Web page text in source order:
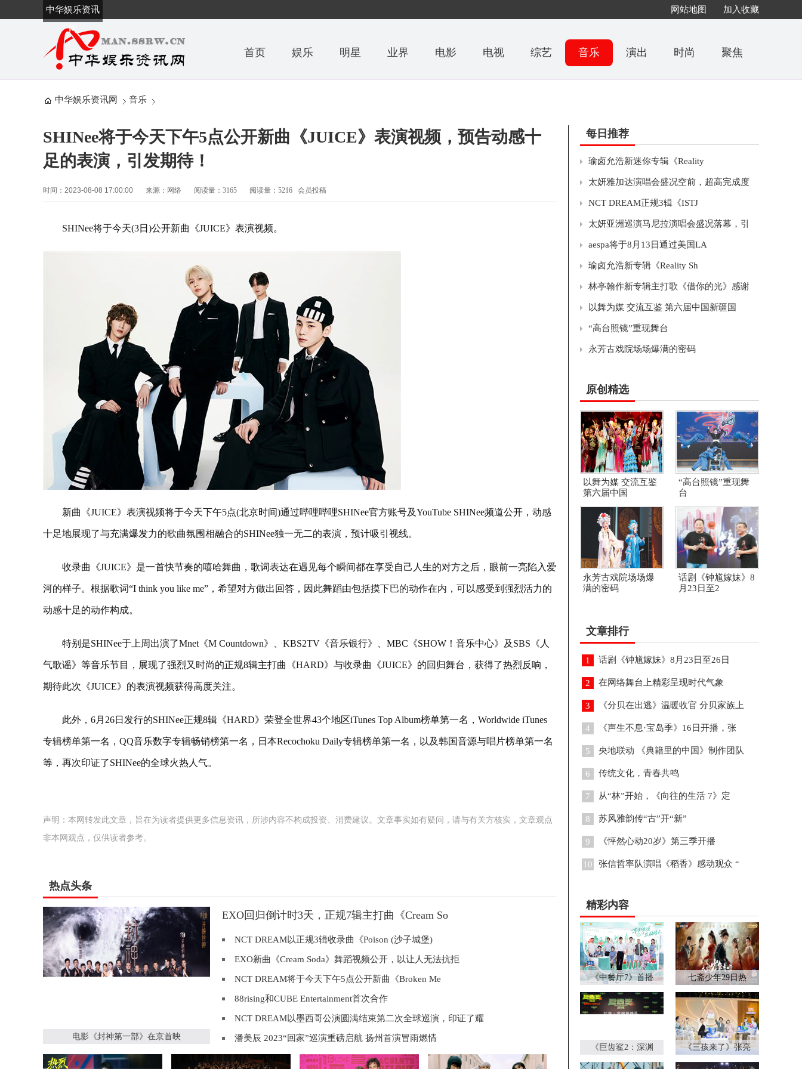
中华娱乐资讯
网
网站地图 加入收藏
首页 娱乐 明星 业界 电影 电视 综艺 音乐 演出 时尚 聚焦
中华娱乐资讯网 音乐
SHINee将于今天下午5点公开新曲《JUICE》表演视频，预告动感十
足的表演，引发期待！
时间：2023-08-08 17:00:00 来源：网络 阅读量：3165 阅读量：5216 会员投稿
SHINee将于今天(3日)公开新曲《JUICE》表演视频。
新曲《JUICE》表演视频将于今天下午5点(北京时间)通过哔哩哔哩SHINee官方账号及YouTube SHINee频道公开，动感
十足地展现了与充满爆发力的歌曲氛围相融合的SHINee独一无二的表演，预计吸引视线。
收录曲《JUICE》是一首快节奏的嘻哈舞曲，歌词表达在遇见每个瞬间都在享受自己人生的对方之后，眼前一亮陷入爱
河的样子。根据歌词“I think you like me”，希望对方做出回答，因此舞蹈由包括摸下巴的动作在内，可以感受到强烈活力的
动感十足的动作构成。
特别是SHINee于上周出演了Mnet《M Countdown》、KBS2TV《音乐银行》、MBC《SHOW！音乐中心》及SBS《人
气歌谣》等音乐节目，展现了强烈又时尚的正规8辑主打曲《HARD》与收录曲《JUICE》的回归舞台，获得了热烈反响，
期待此次《JUICE》的表演视频获得高度关注。
此外，6月26日发行的SHINee正规8辑《HARD》荣登全世界43个地区iTunes Top Album榜单第一名，Worldwide iTunes
专辑榜单第一名，QQ音乐数字专辑畅销榜第一名，日本Recochoku Daily专辑榜单第一名，以及韩国音源与唱片榜单第一名
等，再次印证了SHINee的全球火热人气。
声明：本网转发此文章，旨在为读者提供更多信息资讯，所涉内容不构成投资、消费建议。文章事实如有疑问，请与有关方核实，文章观点
非本网观点，仅供读者参考。
热点头条
电影《封神第一部》在京首映
EXO回归倒计时3天，正规7辑主打曲《Cream So
NCT DREAM以正规3辑收录曲《Poison (沙子城堡)
EXO新曲《Cream Soda》舞蹈视频公开，以让人无法抗拒
NCT DREAM将于今天下午5点公开新曲《Broken Me
88rising和CUBE Entertainment首次合作
NCT DREAM以墨西哥公演圆满结束第二次全球巡演，印证了耀
潘美辰 2023“回家”巡演重磅启航 扬州首演冒雨燃情
每日推荐
瑜卤允浩新迷你专辑《Reality
太妍雅加达演唱会盛况空前，超高完成度
NCT DREAM正规3辑《ISTJ
太妍亚洲巡演马尼拉演唱会盛况落幕，引
aespa将于8月13日通过美国LA
瑜卤允浩新专辑《Reality Sh
林亭翰作新专辑主打歌《借你的光》感谢
以舞为媒 交流互鉴 第六届中国新疆国
“高台照镜”重现舞台
永芳古戏院场场爆满的密码
原创精选
以舞为媒 交流互鉴
第六届中国
“高台照镜”重现舞
台
永芳古戏院场场爆
满的密码
话剧《钟馗嫁妹》8
月23日至2
文章排行
1 话剧《钟馗嫁妹》8月23日至26日
2 在网络舞台上精彩呈现时代气象
3 《分贝在出逃》温暖收官 分贝家族上
4 《声生不息·宝岛季》16日开播，张
5 央地联动 《典籍里的中国》制作团队
6 传统文化，青春共鸣
7 从“林”开始，《向往的生活 7》定
8 苏风雅韵传“古”开“新”
9 《怦然心动20岁》第三季开播
10 张信哲率队演唱《稻香》感动观众 “
精彩内容
《中餐厅7》首播 七斋少年29日热
《巨齿鲨2：深渊 《三孩来了》张亮